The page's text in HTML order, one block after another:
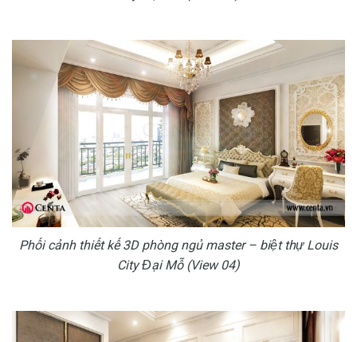
Phối cảnh thiết kế 3D phòng ngủ master – biệt thự Louis
City Đại Mỗ (View 04)